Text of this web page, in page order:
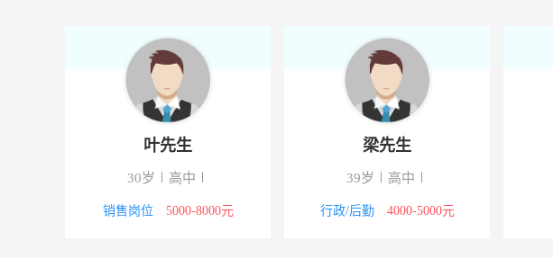
其它类型 江苏秀强玻璃集团
总账会计 其它类型 宿迁东鹏国际贸易有限公司
其它类型 宿迁市新天地数码科技有限公司
市场主管 其它类型 江苏国盾科技实业有限责任公司宿迁分公司
叶先生
30岁 高中
销售岗位 5000-8000元
梁先生
39岁 高中
行政/后勤 4000-5000元